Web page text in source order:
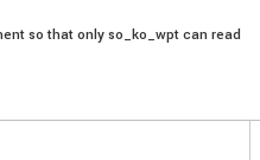
so that only so_ko_wpt can read